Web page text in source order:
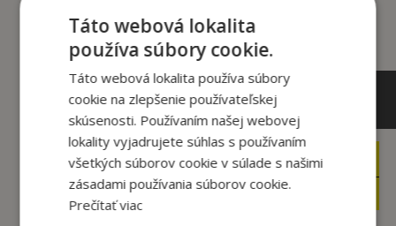
9,95€
4,95€
Táto webová lokalita
používa súbory cookie.
Táto webová lokalita používa súbory
cookie na zlepšenie používateľskej
skúsenosti. Používaním našej webovej
lokality vyjadrujete súhlas s používaním
všetkých súborov cookie v súlade s našimi
zásadami používania súborov cookie.
Prečítať viac